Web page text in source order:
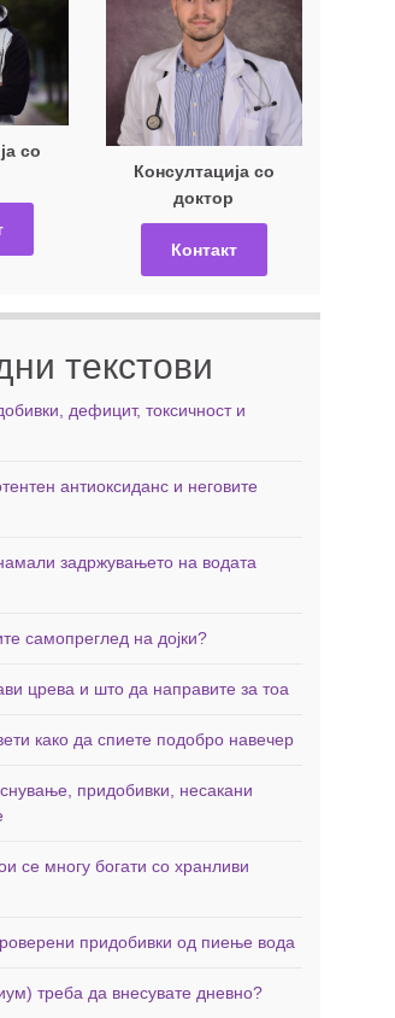
со
Консултација со
доктор
Контакт
текстови
дефицит, токсичност и
антиоксиданс и неговите
задржувањето на водата
самопреглед на дојки?
црева и што да направите за тоа
како да спиете подобро навечер
придобивки, несакани
се многу богати со хранливи
придобивки од пиење вода
треба да внесувате дневно?